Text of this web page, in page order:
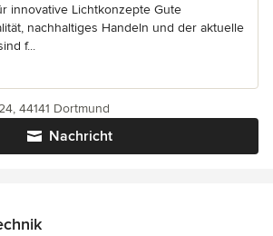
innovative Lichtkonzepte Gute
nachhaltiges Handeln und der aktuelle
f...
Nachricht
44141 Dortmund